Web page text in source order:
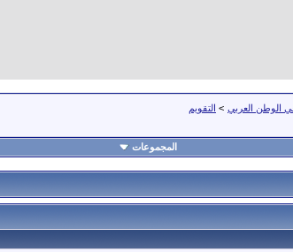
الوطن العربي > التقويم
المجموعات